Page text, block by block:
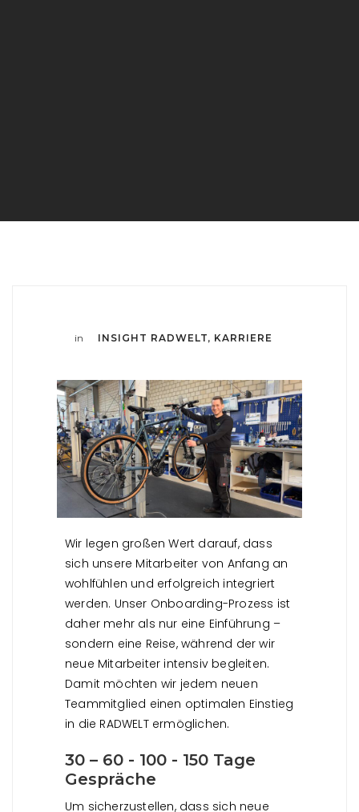
in INSIGHT RADWELT, KARRIERE
Wir legen großen Wert darauf, dass
sich unsere Mitarbeiter von Anfang an
wohlfühlen und erfolgreich integriert
werden. Unser Onboarding-Prozess ist
daher mehr als nur eine Einführung –
sondern eine Reise, während der wir
neue Mitarbeiter intensiv begleiten.
Damit möchten wir jedem neuen
Teammitglied einen optimalen Einstieg
in die RADWELT ermöglichen.
30 – 60 - 100 - 150 Tage
Gespräche
Um sicherzustellen, dass sich neue